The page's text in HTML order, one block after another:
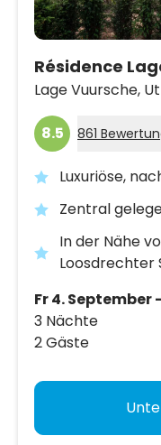
Résidence
Lage Vuursche,
8.5 861
Luxuriöse,
Zentral
In der Nähe
Loosdrechter
Fr 4. September
3 Nächte
2 Gäste